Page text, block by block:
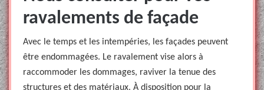
ravalements de façade
Avec le temps et les intempéries, les façades peuvent
être endommagées. Le ravalement vise alors à
raccommoder les dommages, raviver la tenue des
structures et des matériaux. À disposition pour la